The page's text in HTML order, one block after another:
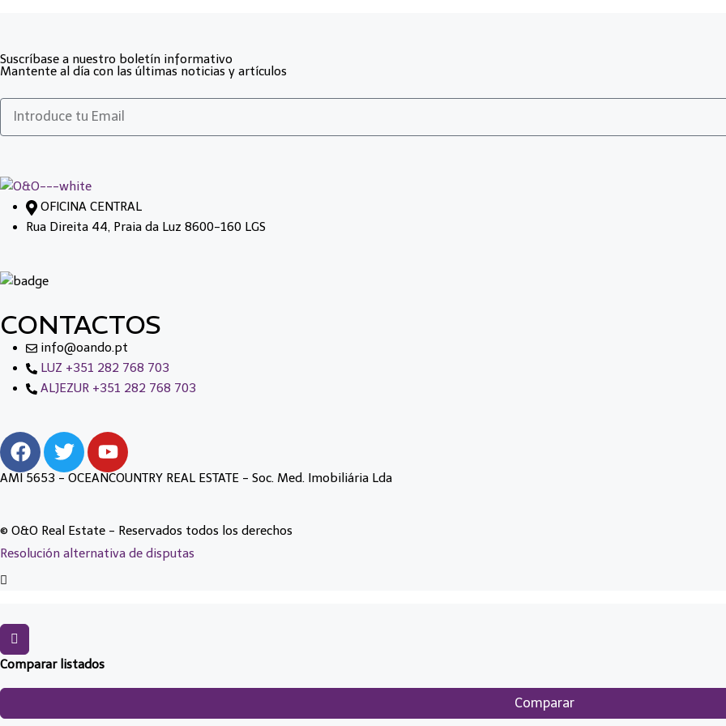
Suscríbase a nuestro boletín informativo
Mantente al día con las últimas noticias y artículos
OFICINA CENTRAL
Rua Direita 44, Praia da Luz 8600-160 LGS
CONTACTOS
info@oando.pt
LUZ +351 282 768 703
ALJEZUR +351 282 768 703
AMI 5653 - OCEANCOUNTRY REAL ESTATE - Soc. Med. Imobiliária Lda
© O&O Real Estate - Reservados todos los derechos
Resolución alternativa de disputas
Comparar listados
Comparar